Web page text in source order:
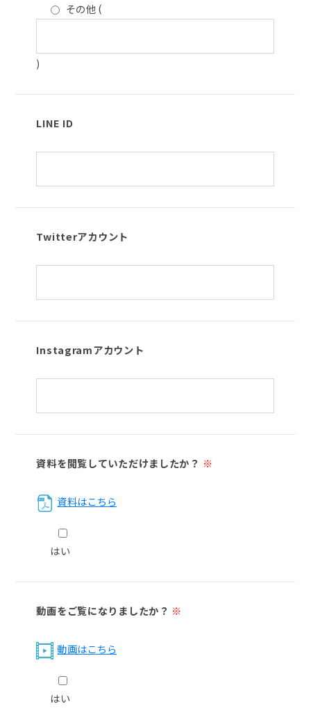
その他(
)
LINE ID
Twitterアカウント
Instagramアカウント
資料を閲覧していただけましたか？ ※
資料はこちら
はい
動画をご覧になりましたか？ ※
動画はこちら
はい